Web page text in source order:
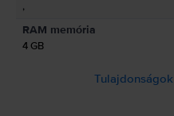
,
RAM memória
4 GB